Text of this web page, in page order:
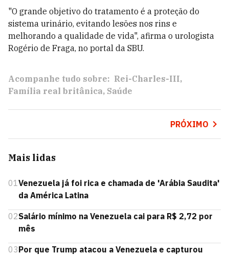
"O grande objetivo do tratamento é a proteção do
sistema urinário, evitando lesões nos rins e
melhorando a qualidade de vida", afirma o urologista
Rogério de Fraga, no portal da SBU.
Acompanhe tudo sobre: Rei-Charles-III
Família real britânica Saúde
PRÓXIMO
Mais lidas
01 Venezuela já foi rica e chamada de 'Arábia Saudita'
da América Latina
02Salário mínimo na Venezuela cai para R$ 2,72 por
mês
03Por que Trump atacou a Venezuela e capturou